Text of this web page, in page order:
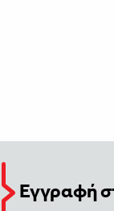
Εγγραφή